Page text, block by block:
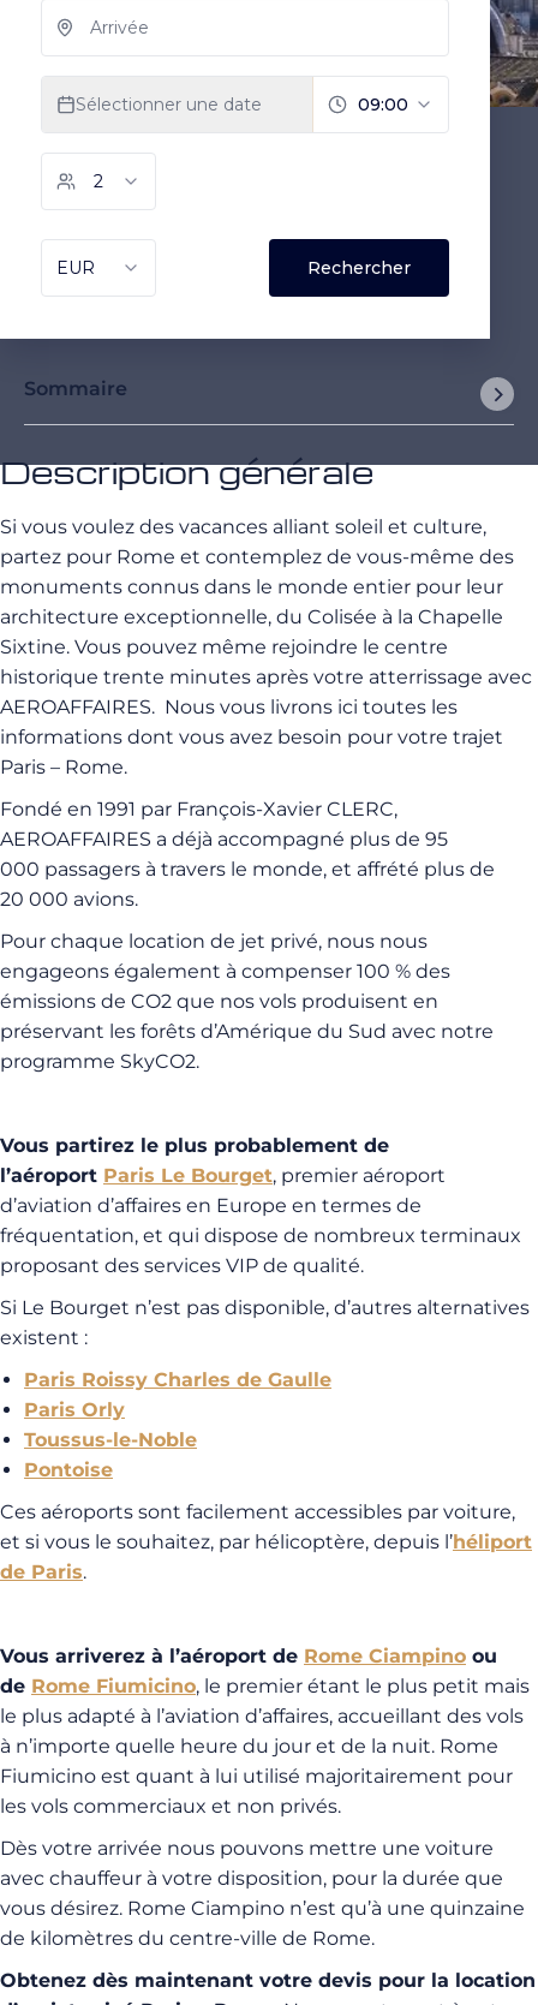
Sommaire
Description générale
Si vous voulez des vacances alliant soleil et culture,
partez pour Rome et contemplez de vous-même des
monuments connus dans le monde entier pour leur
architecture exceptionnelle, du Colisée à la Chapelle
Sixtine. Vous pouvez même rejoindre le centre
historique trente minutes après votre atterrissage avec
AEROAFFAIRES. Nous vous livrons ici toutes les
informations dont vous avez besoin pour votre trajet
Paris – Rome.
Fondé en 1991 par François-Xavier CLERC,
AEROAFFAIRES a déjà accompagné plus de 95
000 passagers à travers le monde, et affrété plus de
20 000 avions.
Pour chaque location de jet privé, nous nous
engageons également à compenser 100 % des
émissions de CO2 que nos vols produisent en
préservant les forêts d’Amérique du Sud avec notre
programme SkyCO2.
Vous partirez le plus probablement de
l’aéroport Paris Le Bourget, premier aéroport
d’aviation d’affaires en Europe en termes de
fréquentation, et qui dispose de nombreux terminaux
proposant des services VIP de qualité.
Si Le Bourget n’est pas disponible, d’autres alternatives
existent :
Paris Roissy Charles de Gaulle
Paris Orly
Toussus-le-Noble
Pontoise
Ces aéroports sont facilement accessibles par voiture,
et si vous le souhaitez, par hélicoptère, depuis l’héliport
de Paris.
Vous arriverez à l’aéroport de Rome Ciampino ou
de Rome Fiumicino, le premier étant le plus petit mais
le plus adapté à l’aviation d’affaires, accueillant des vols
à n’importe quelle heure du jour et de la nuit. Rome
Fiumicino est quant à lui utilisé majoritairement pour
les vols commerciaux et non privés.
Dès votre arrivée nous pouvons mettre une voiture
avec chauffeur à votre disposition, pour la durée que
vous désirez. Rome Ciampino n’est qu’à une quinzaine
de kilomètres du centre-ville de Rome.
Obtenez dès maintenant votre devis pour la location